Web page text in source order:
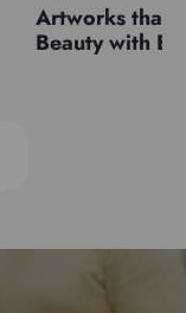
Artworks that
Beauty with